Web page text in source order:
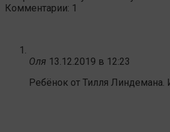
Комментарии: 1
Оля 13.12.2019 в 12:23
Ребёнок от Тилля Линдемана.